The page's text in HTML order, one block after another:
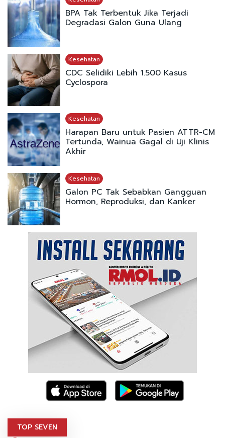
BPA Tak Terbentuk Jika Terjadi
Degradasi Galon Guna Ulang
Kesehatan
CDC Selidiki Lebih 1.500 Kasus
Cyclospora
Kesehatan
Harapan Baru untuk Pasien ATTR-CM
Tertunda, Wainua Gagal di Uji Klinis
Akhir
Kesehatan
Galon PC Tak Sebabkan Gangguan
Hormon, Reproduksi, dan Kanker
TOP SEVEN